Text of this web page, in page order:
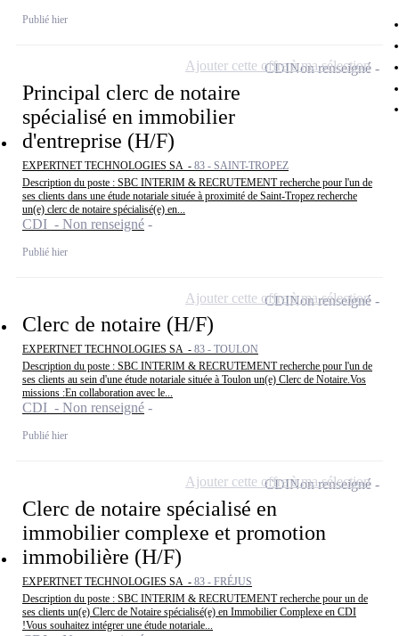
Publié hier
Principal clerc de notaire
spécialisé en immobilier
d'entreprise (H/F)
EXPERTNET TECHNOLOGIES SA - 83 - SAINT-TROPEZ
Description du poste : SBC INTERIM & RECRUTEMENT recherche pour l'un de
ses clients dans une étude notariale située à proximité de Saint-Tropez recherche
un(e) clerc de notaire spécialisé(e) en...
CDI - Non renseigné
Publié hier
CDINon renseigné
Ajouter cette offre à ma sélection
Clerc de notaire (H/F)
EXPERTNET TECHNOLOGIES SA - 83 - TOULON
Description du poste : SBC INTERIM & RECRUTEMENT recherche pour l'un de
ses clients au sein d'une étude notariale située à Toulon un(e) Clerc de Notaire.Vos
missions :En collaboration avec le...
CDI - Non renseigné
Publié hier
CDINon renseigné
Ajouter cette offre à ma sélection
Clerc de notaire spécialisé en
immobilier complexe et promotion
immobilière (H/F)
EXPERTNET TECHNOLOGIES SA - 83 - FRÉJUS
Description du poste : SBC INTERIM & RECRUTEMENT recherche pour un de
ses clients un(e) Clerc de Notaire spécialisé(e) en Immobilier Complexe en CDI
!Vous souhaitez intégrer une étude notariale...
CDINon renseigné
Ajouter cette offre à ma sélection